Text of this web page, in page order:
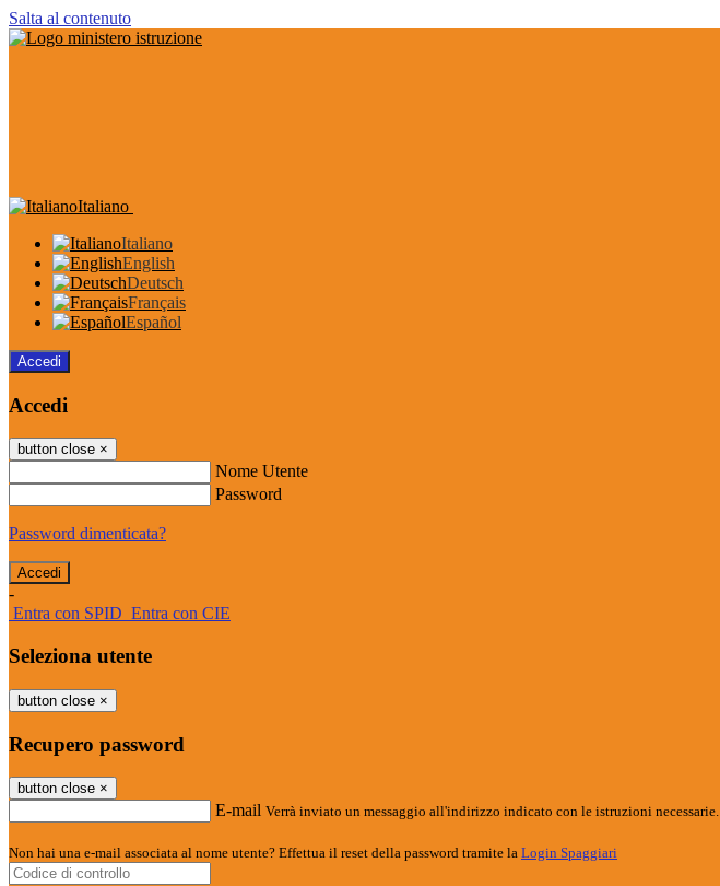
Salta al contenuto
Italiano
Italiano
English
Deutsch
Français
Español
Accedi
Accedi
button close ×
Nome Utente
Password
Password dimenticata?
-
Entra con SPID Entra con CIE
Seleziona utente
button close ×
Recupero password
button close ×
E-mail Verrà inviato un messaggio all'indirizzo indicato con le istruzioni necessarie.
Non hai una e-mail associata al nome utente? Effettua il reset della password tramite la Login Spaggiari